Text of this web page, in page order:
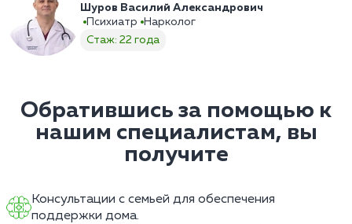
Шуров Василий Александрович
Психиатр
Нарколог
Стаж: 22 года
Обратившись за помощью к
нашим специалистам, вы
получите
Консультации с семьей для обеспечения
поддержки дома.